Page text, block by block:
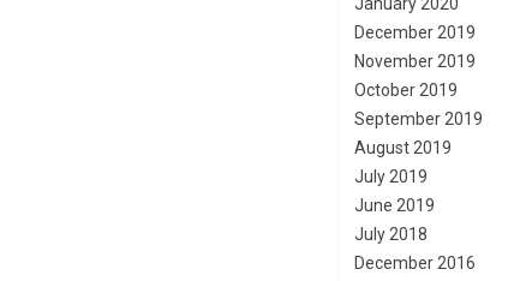
December 2019
November 2019
October 2019
September 2019
August 2019
July 2019
June 2019
July 2018
December 2016